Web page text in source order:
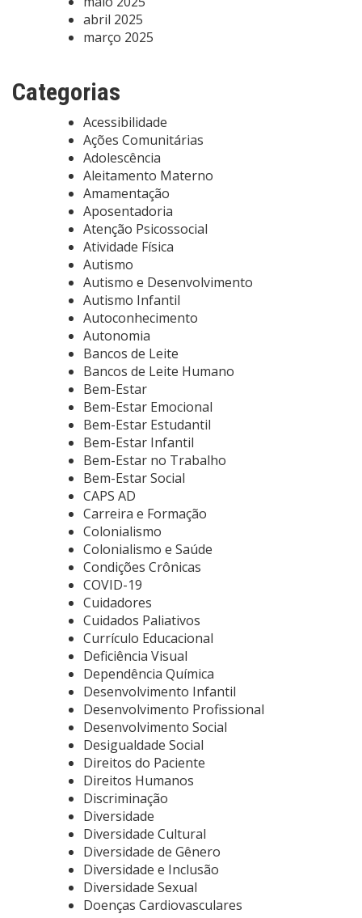
abril 2025
março 2025
Categorias
Acessibilidade
Ações Comunitárias
Adolescência
Aleitamento Materno
Amamentação
Aposentadoria
Atenção Psicossocial
Atividade Física
Autismo
Autismo e Desenvolvimento
Autismo Infantil
Autoconhecimento
Autonomia
Bancos de Leite
Bancos de Leite Humano
Bem-Estar
Bem-Estar Emocional
Bem-Estar Estudantil
Bem-Estar Infantil
Bem-Estar no Trabalho
Bem-Estar Social
CAPS AD
Carreira e Formação
Colonialismo
Colonialismo e Saúde
Condições Crônicas
COVID-19
Cuidadores
Cuidados Paliativos
Currículo Educacional
Deficiência Visual
Dependência Química
Desenvolvimento Infantil
Desenvolvimento Profissional
Desenvolvimento Social
Desigualdade Social
Direitos do Paciente
Direitos Humanos
Discriminação
Diversidade
Diversidade Cultural
Diversidade de Gênero
Diversidade e Inclusão
Diversidade Sexual
Doenças Cardiovasculares